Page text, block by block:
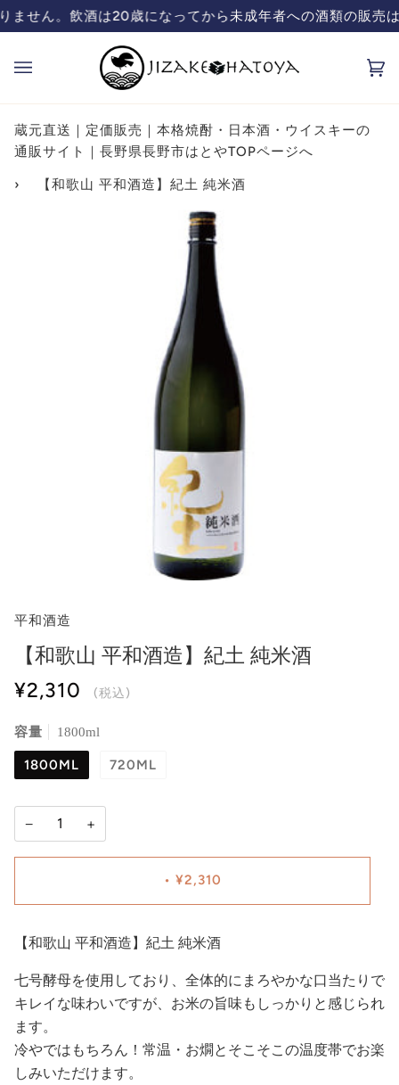
コ
ン
ツ
販売は致しておりません。飲酒は20歳になってから
蔵元直送の日本酒、焼酎販売「ハトヤ」のオ
カ
ー
蔵元直送｜定価販売｜本格焼酎・日本酒・ウイスキーの
通販サイト｜長野県長野市はとやTOPページへ
› 【和歌山 平和酒造】紀土 純米酒
平和酒造
【和歌山 平和酒造】紀土 純米酒
¥2,310 (税込)
容量 1800ml
1800ML 720ML
− +
• ¥2,310
【和歌山 平和酒造】紀土 純米酒
七号酵母を使用しており、全体的にまろやかな口当たりで
キレイな味わいですが、お米の旨味もしっかりと感じられ
ます。
冷やではもちろん！常温・お燗とそこそこの温度帯でお楽
しみいただけます。